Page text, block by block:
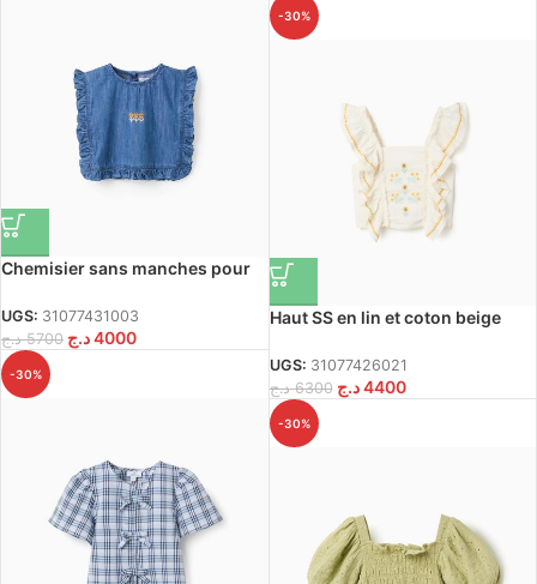
Chemisier sans manches pour
UGS: 31077431003
5700 د.ج 4000د.ج
-30%
Haut SS en lin et coton beige
UGS: 31077426021
6300 د.ج 4400 د.ج
-30%
-30%